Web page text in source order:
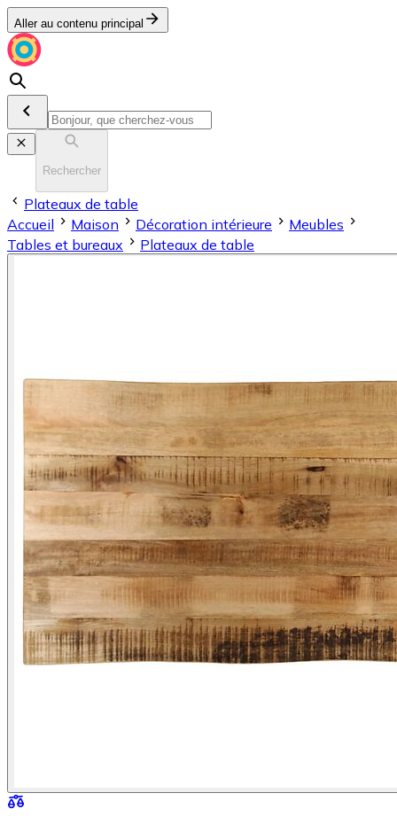
Aller au contenu principal
Rechercher
Plateaux de table
Accueil
Maison Décoration intérieure
Meubles
Tables et bureaux
Plateaux de table